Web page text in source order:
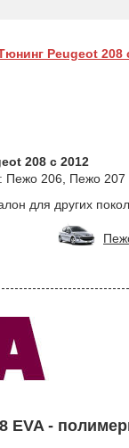
Peugeot 208
208 с 2012
Пежо 206, Пежо 207
для других
EVA -